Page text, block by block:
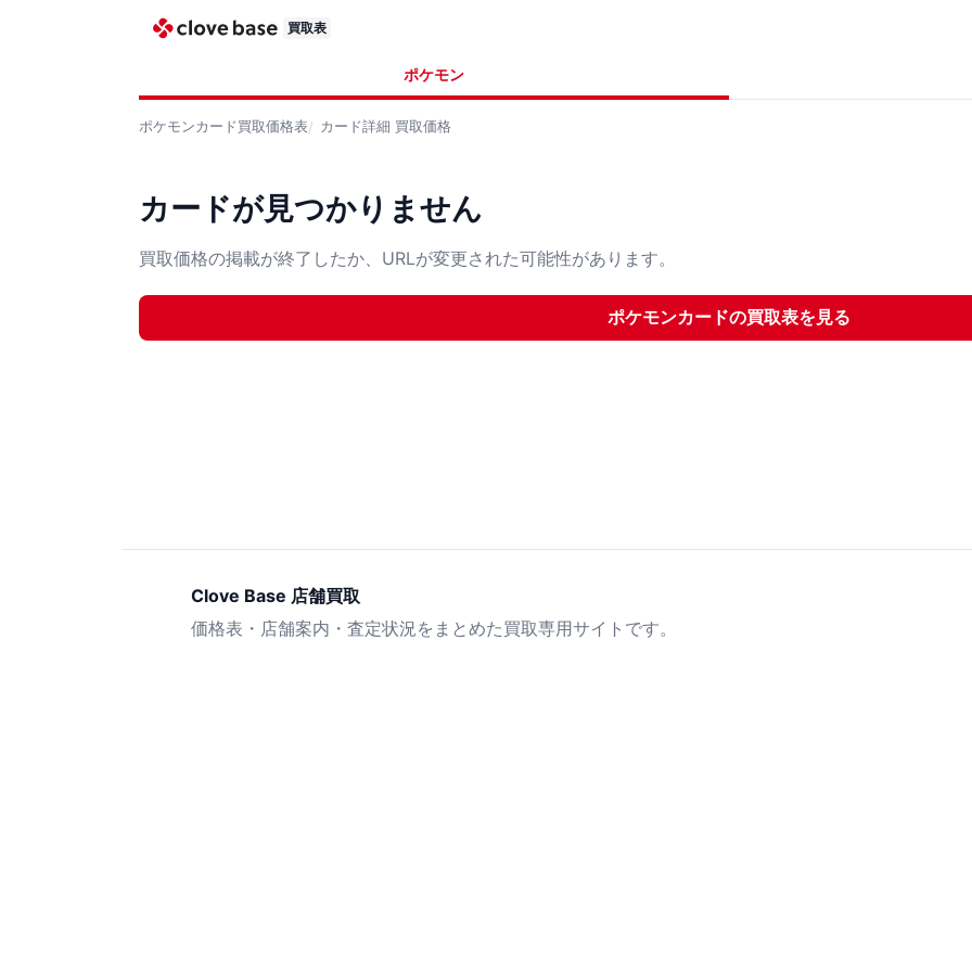
買取表
ポケモン
ポケモンカード買取価格表 カード詳細 買取価格
カードが見つかりません
買取価格の掲載が終了したか、URLが変更された可能性があります。
ポケモンカードの買取表を見る
Clove Base 店舗買取
価格表・店舗案内・査定状況をまとめた買取専用サイトです。